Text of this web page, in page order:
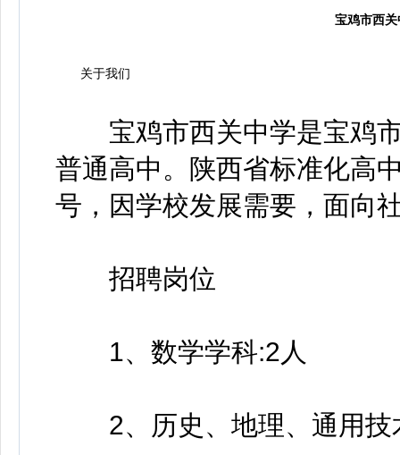
宝鸡市西
关于我们
宝鸡市西关中学是宝鸡市
普通高中。陕西省标准化高
号，因学校发展需要，面向
招聘岗位
1、数学学科:2人
2、历史、地理、通用技